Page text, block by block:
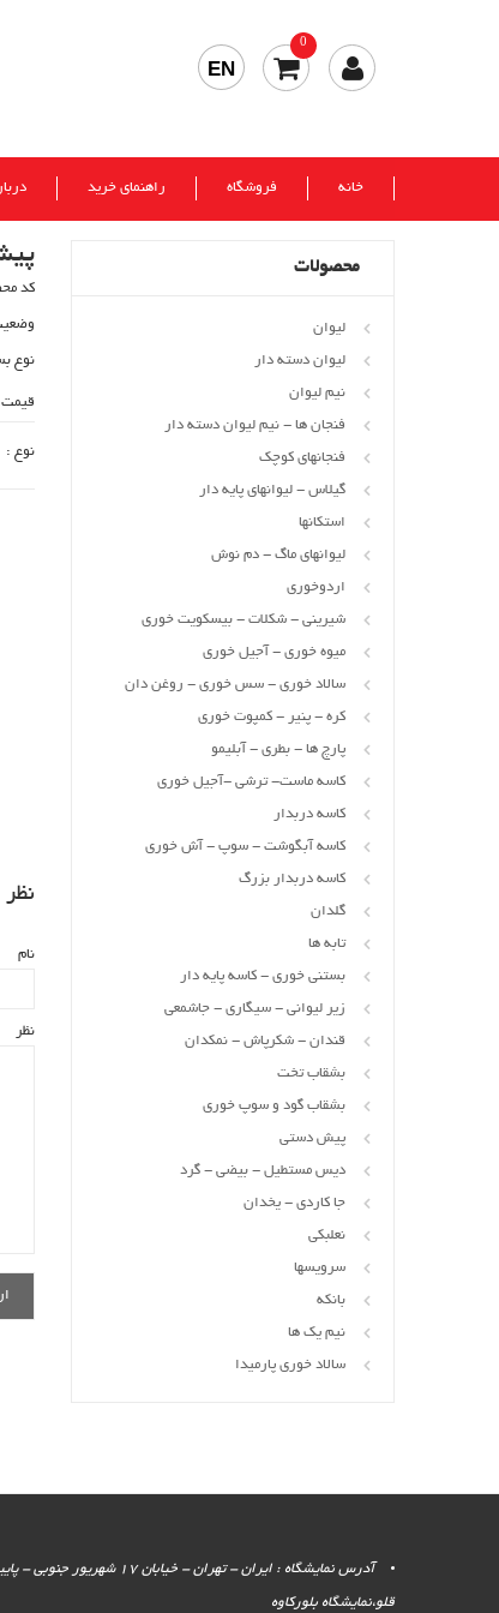
0
EN
خانه فروشگاه راهنمای خرید
کد
نوع
نوع :
نظر
نام
نظر
محصولات
لیوان
لیوان دسته دار
نیم لیوان
فنجان ها - نیم لیوان دسته دار
فنجانهای کوچک
گیلاس - لیوانهای پایه دار
استکانها
لیوانهای ماگ - دم نوش
اردوخوری
شیرینی - شکلات - بیسکویت خوری
میوه خوری - آجیل خوری
سالاد خوری - سس خوری - روغن دان
کره - پنیر - کمپوت خوری
پارچ ها - بطری - آبلیمو
کاسه ماست- ترشی -آجیل خوری
کاسه دربدار
کاسه آبگوشت - سوپ - آش خوری
کاسه دربدار بزرگ
گلدان
تابه ها
بستنی خوری - کاسه پایه دار
زیر لیوانی - سیگاری - جاشمعی
قندان - شکرپاش - نمکدان
بشقاب تخت
بشقاب گود و سوپ خوری
پیش دستی
دیس مستطیل - بیضی - گرد
جا کاردی - یخدان
نعلبکی
سرویسها
بانکه
نیم یک ها
سالاد خوری پارمیدا
آدرس نمایشگاه : ایران - تهران -
قلو،نمایشگاه بلورکاوه